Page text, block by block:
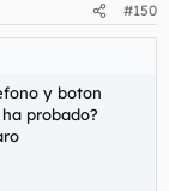
incluyan un
dar datos
alto, medio
una
de 20 no
25 que con uno
#150
y boton
probado?